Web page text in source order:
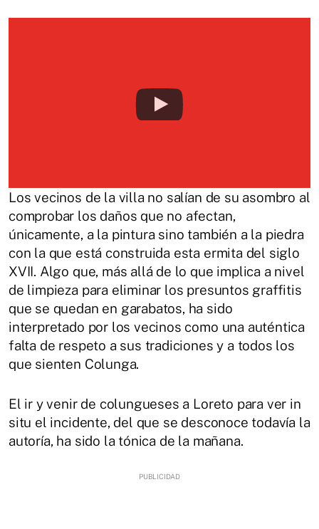
Los vecinos de la villa no salían de su asombro al
comprobar los daños que no afectan,
únicamente, a la pintura sino también a la piedra
con la que está construida esta ermita del siglo
XVII. Algo que, más allá de lo que implica a nivel
de limpieza para eliminar los presuntos graffitis
que se quedan en garabatos, ha sido
interpretado por los vecinos como una auténtica
falta de respeto a sus tradiciones y a todos los
que sienten Colunga.
El ir y venir de colungueses a Loreto para ver in
situ el incidente, del que se desconoce todavía la
autoría, ha sido la tónica de la mañana.